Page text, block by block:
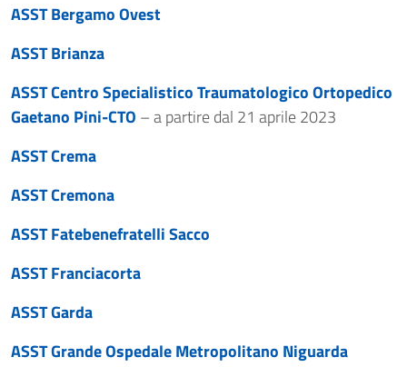
ASST Bergamo Ovest
ASST Brianza
ASST Centro Specialistico Traumatologico Ortopedico
Gaetano Pini-CTO – a partire dal 21 aprile 2023
ASST Crema
ASST Cremona
ASST Fatebenefratelli Sacco
ASST Franciacorta
ASST Garda
ASST Grande Ospedale Metropolitano Niguarda